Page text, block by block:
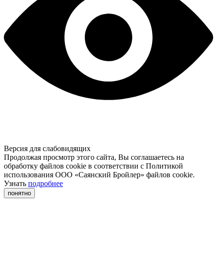
Версия для слабовидящих
Продолжая просмотр этого сайта, Вы соглашаетесь на
обработку файлов cookie в соответствии с Политикой
использования ООО «Саянский Бройлер» файлов cookie.
Узнать подробнее
понятно